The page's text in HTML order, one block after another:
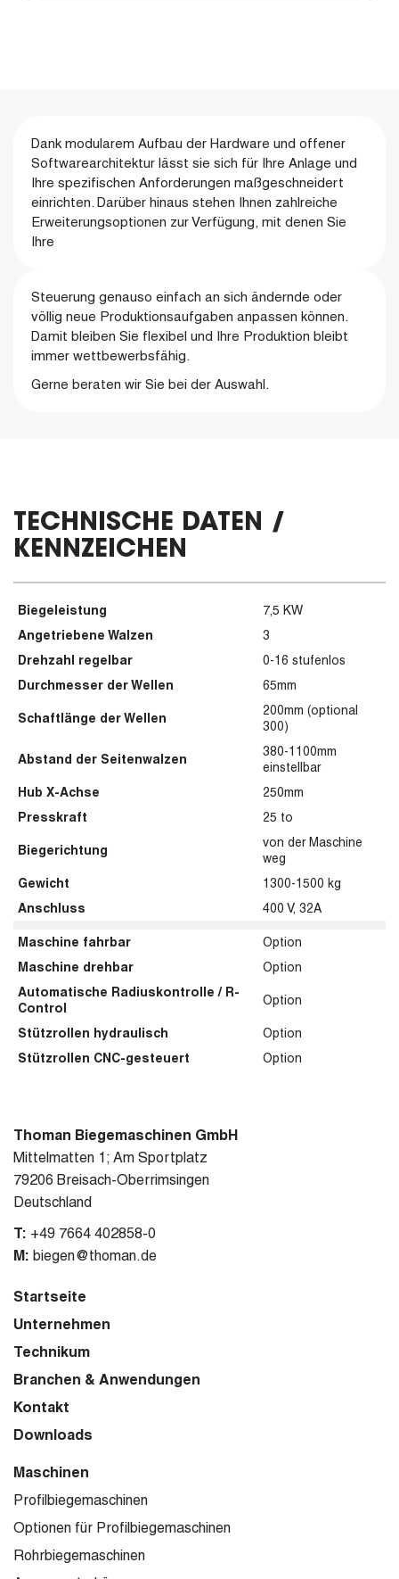
Dank modularem Aufbau der Hardware und offener
Softwarearchitektur lässt sie sich für Ihre Anlage und
Ihre spezifischen Anforderungen maßgeschneidert
einrichten. Darüber hinaus stehen Ihnen zahlreiche
Erweiterungsoptionen zur Verfügung, mit denen Sie
Ihre
Steuerung genauso einfach an sich ändernde oder
völlig neue Produktionsaufgaben anpassen können.
Damit bleiben Sie flexibel und Ihre Produktion bleibt
immer wettbewerbsfähig.
Gerne beraten wir Sie bei der Auswahl.
TECHNISCHE DATEN /
KENNZEICHEN
Biegeleistung
7,5 KW
Angetriebene Walzen
3
Drehzahl regelbar
0-16 stufenlos
Durchmesser der Wellen
65mm
Schaftlänge der Wellen
200mm (optional
300)
Abstand der Seitenwalzen
380-1100mm
einstellbar
Hub X-Achse
250mm
Presskraft
25 to
Biegerichtung
von der Maschine
weg
Gewicht
1300-1500 kg
Anschluss
400 V, 32A
Maschine fahrbar
Option
Maschine drehbar
Option
Automatische Radiuskontrolle / R-
Control
Option
Stützrollen hydraulisch
Option
Stützrollen CNC-gesteuert
Option
Thoman Biegemaschinen GmbH
Mittelmatten 1; Am Sportplatz
79206 Breisach-Oberrimsingen
Deutschland
T: +49 7664 402858-0
M: biegen@thoman.de
Startseite
Unternehmen
Technikum
Branchen & Anwendungen
Kontakt
Downloads
Maschinen
Profilbiegemaschinen
Optionen für Profilbiegemaschinen
Rohrbiegemaschinen